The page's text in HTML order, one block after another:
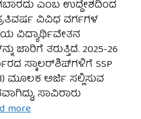
ಎಂಬ ಉದ್ದೇಶದಿಂದ
ವಿವಿಧ ವರ್ಗಗಳ
ವಿದ್ಯಾರ್ಥಿವೇತನ
ಜಾರಿಗೆ ತರುತ್ತಿದೆ. 2025-26
ಸ್ಕಾಲರ್‌ಶಿಪ್‌ಗಳಿಗೆ SSP
ಮೂಲಕ ಅರ್ಜಿ ಸಲ್ಲಿಸುವ
ಸಾವಿರಾರು
more